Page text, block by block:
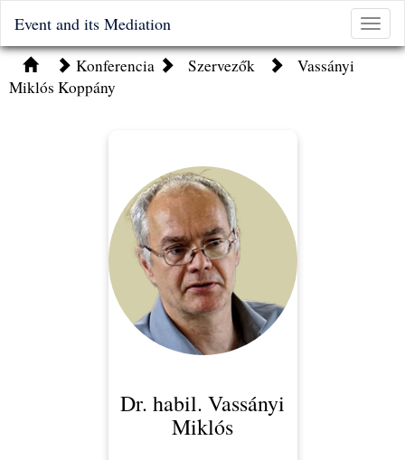
Toggle
Event and its Mediation
Konferencia Szervezők
Vassányi
Miklós Koppány
Dr. habil. Vassányi
Miklós